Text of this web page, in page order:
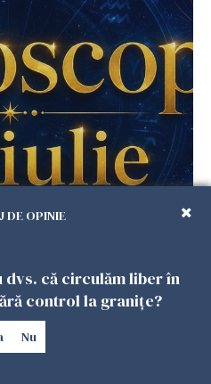
care schimbă ritmul
DE OPINIE
că circulăm liber în
control la granițe?
Nu